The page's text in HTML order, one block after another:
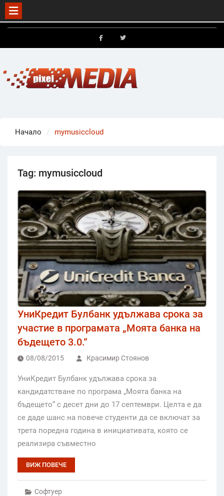
Skip
Начало mymusiccloud
Tag: mymusiccloud
УниКредит Булбанк удължава срока за
участие в програмата „Моята банка на
бъдещето 3.0.“
08/08/2015 Красимир Стоянов
УниКредит Булбанк удължава срока за
кандидатстване по програма „Моята банка на
бъдещето“ с десет дни до 17 септември. Целта е да
се даде шанс на повече студенти да се включат за
трета поредна година в инициативата, която се
реализира съвместно
ВИЖ ПОВЕЧЕ
Софтуер